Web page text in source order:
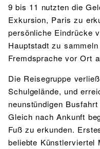
9 bis 11 nutzten die
Exkursion, Paris zu
persönliche Eindrücke
Hauptstadt zu
Fremdsprache vor Ort
Die Reisegruppe
Schulgelände, und
neunstündigen
Gleich nach Ankunft
Fuß zu erkunden.
beliebte Künstlerviertel